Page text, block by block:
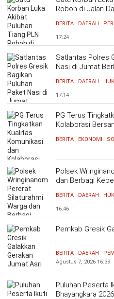
Roboh di Jalan
BERITA DAERAH
17:24
Satlantas Polres
Nasi di Jumat
BERITA DAERAH
17:14
PG Terus
Kolaborasi
BERITA EKONOMI
Polsek
dan Berbagi
BERITA DAERAH
16:46
Pemkab Gresik
BERITA DAERAH
Agustus 7, 2026 16:39
Puluhan Peserta
Bhayangkara 2026